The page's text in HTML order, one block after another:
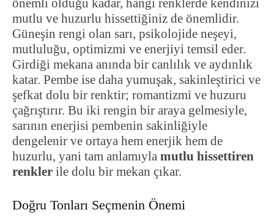
önemli olduğu kadar, hangi renklerde kendinizi
mutlu ve huzurlu hissettiğiniz de önemlidir.
Güneşin rengi olan sarı, psikolojide neşeyi,
mutluluğu, optimizmi ve enerjiyi temsil eder.
Girdiği mekana anında bir canlılık ve aydınlık
katar. Pembe ise daha yumuşak, sakinleştirici ve
şefkat dolu bir renktir; romantizmi ve huzuru
çağrıştırır. Bu iki rengin bir araya gelmesiyle,
sarının enerjisi pembenin sakinliğiyle
dengelenir ve ortaya hem enerjik hem de
huzurlu, yani tam anlamıyla mutlu hissettiren
renkler ile dolu bir mekan çıkar.
Doğru Tonları Seçmenin Önemi